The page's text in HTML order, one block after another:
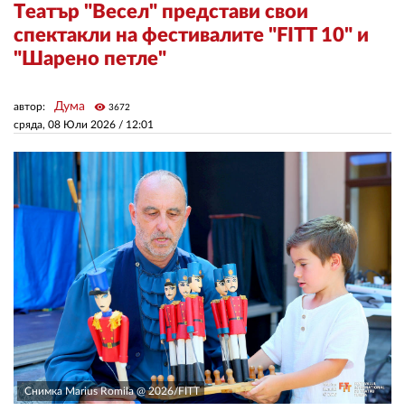
Снимка Marius Romila @ 2026/FITT
Театър "Весел" представи свои
спектакли на фестивалите "FITT 10" и
"Шарено петле"
сряда, 08 Юли 2026 / 12:01
автор: Дума visibility 3672
ДРУГИ
КОНТАКТИ
РЕКЛАМА
АБОНАМЕНТ
УСЛОВИЯ ЗА ПОЛЗВАНЕ
ПОЛИТИКА ЗА БИСКВИТКИТЕ
ПОЛИТИКАТА ЗА
ПОВЕРИТЕЛНОСТ